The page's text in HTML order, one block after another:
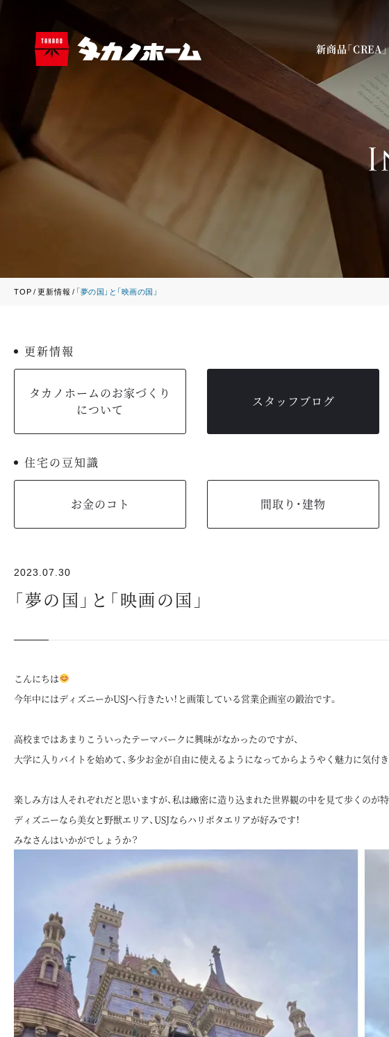
新商品「CREA」
TOP 更新情報 「夢の国」と「映画の国」
更新情報
タカノホームのお家づくり
について
スタッフブログ
住宅の豆知識
お金のコト 間取り・建物
2023.07.30
「夢の国」と「映画の国」
こんにちは
今年中にはディズニーかUSJへ行きたい！と画策している営業企画室の鍛治です。
高校まではあまりこういったテーマパークに興味がなかったのですが、
大学に入りバイトを始めて、多少お金が自由に使えるようになってからようやく魅力に気付
楽しみ方は人それぞれだと思いますが、私は緻密に造り込まれた世界観の中を見て歩くのが特
ディズニーなら美女と野獣エリア、USJならハリポタエリアが好みです！
みなさんはいかがでしょうか？